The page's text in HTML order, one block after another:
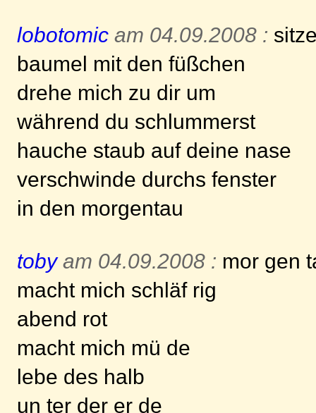
lobotomic am 04.09.2008 :
baumel mit den füßchen
drehe mich zu dir um
während du schlummerst
hauche staub auf deine nase
verschwinde durchs fenster
in den morgentau
tobyam 04.09.2008 : mor gen
macht mich schläf rig
abend rot
macht mich mü de
lebe des halb
un ter der er de